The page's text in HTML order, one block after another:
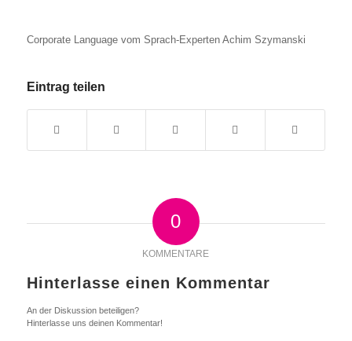
Corporate Language vom Sprach-Experten Achim Szymanski
Eintrag teilen
0
KOMMENTARE
Hinterlasse einen Kommentar
An der Diskussion beteiligen?
Hinterlasse uns deinen Kommentar!